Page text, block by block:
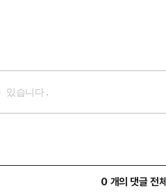
0 개의 댓글 전